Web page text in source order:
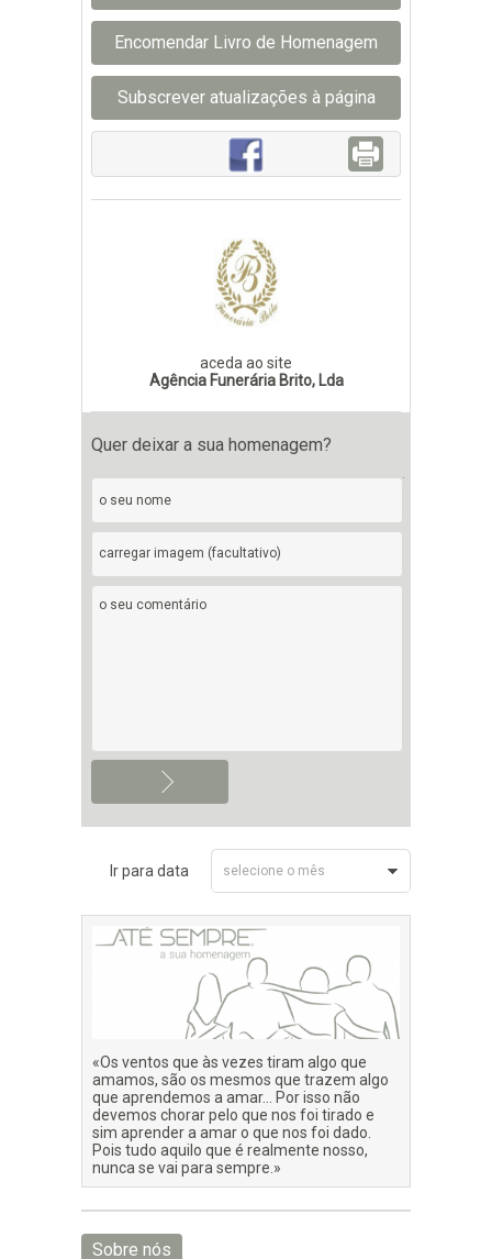
Encomendar Livro de Homenagem
Subscrever atualizações à página
aceda ao site
Agência Funerária Brito, Lda
Quer deixar a sua homenagem?
carregar imagem (facultativo)
selecione o mês
Julho 2026
Ir para data
«Os ventos que às vezes tiram algo que
amamos, são os mesmos que trazem algo
que aprendemos a amar… Por isso não
devemos chorar pelo que nos foi tirado e
sim aprender a amar o que nos foi dado.
Pois tudo aquilo que é realmente nosso,
nunca se vai para sempre.»
Sobre nós